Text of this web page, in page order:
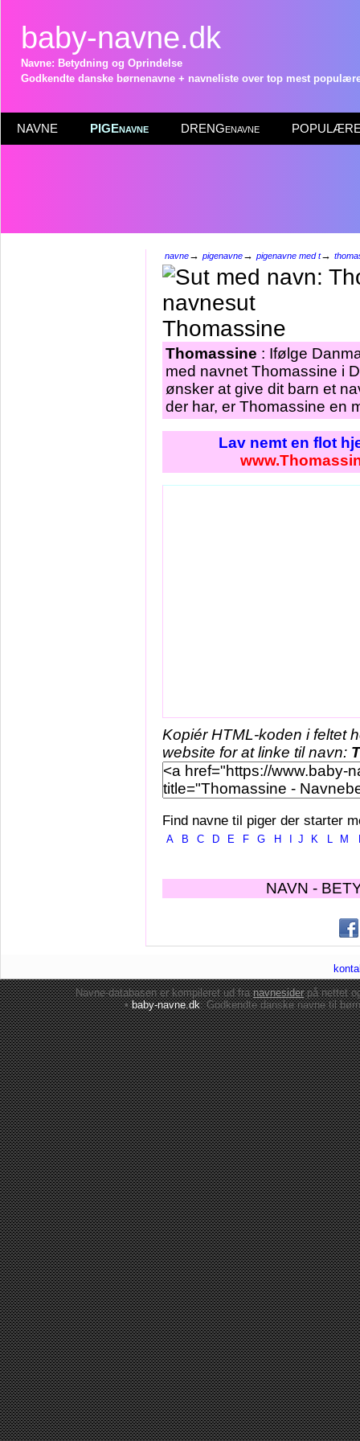
baby-navne.dk
Navne: Betydning og Oprindelse
Godkendte danske børnenavne + navneliste over top mest
NAVNE PIGEnavne DRENGenavne POPULÆRE
navne→ pigenavne→ pigenavne med t→
Thomassine
Thomassine : Ifølge
med navnet Thomassine i
ønsker at give dit barn et
der har, er Thomassine en
Lav nemt en flot
Kopiér HTML-koden i feltet
website for at linke til navn:
Find navne til piger der starter
A B C D E F G H J K L M
NAVN -
Navne-databasen er kompileret ud franavnesiderpå nettet
•baby-navne.dk: Godkendte danskenavne til børn